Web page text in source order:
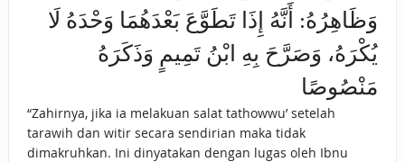
وَظَاهِرُهُ: أَنَّهُ إِذَا تَطَوَّعَ بَعْدَهُمَا وَحْدَهُ لَا
يُكْرَهُ، وَصَرَّحَ بِهِ ابْنُ تَمِيمٍ وَذَكَرَهُ
مَنْصُوصًا
“Zahirnya, jika ia melakuan salat tathowwu’ setelah
tarawih dan witir secara sendirian maka tidak
dimakruhkan. Ini dinyatakan dengan lugas oleh Ibnu